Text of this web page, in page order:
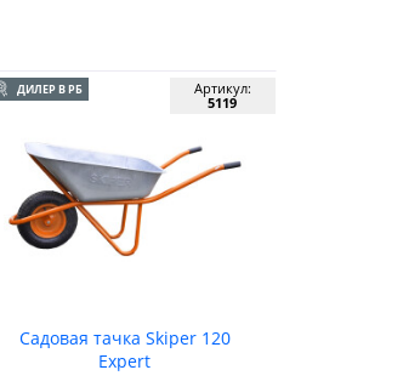
ДИЛЕР В РБ
Садовая тачка Skiper 120
Expert
Артикул:
5119